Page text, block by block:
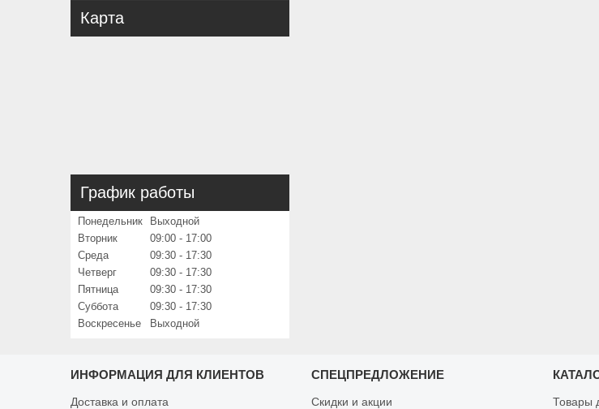
Карта
График работы
Понедельник
Выходной
Вторник
09:00
17:00
Среда
09:30
17:30
Четверг
09:30
17:30
Пятница
09:30
17:30
Суббота
09:30
17:30
Воскресенье
Выходной
ИНФОРМАЦИЯ ДЛЯ КЛИЕНТОВ
Доставка и оплата
СПЕЦПРЕДЛОЖЕНИЕ
Скидки и акции
Товары